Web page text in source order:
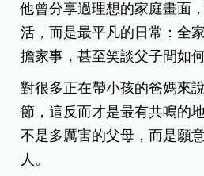
他曾分享過理想的家庭畫面
活，而是最平凡的日常：全
擔家事，甚至笑談父子間如
對很多正在帶小孩的爸媽來
節，這反而才是最有共鳴的
不是多厲害的父母，而是願
人。